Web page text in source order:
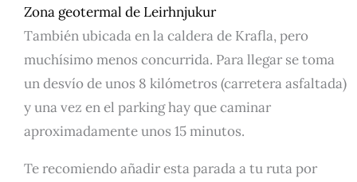
Zona geotermal de Leirhnjukur
También ubicada en la caldera de Krafla, pero
muchísimo menos concurrida. Para llegar se toma
un desvío de unos 8 kilómetros (carretera asfaltada)
y una vez en el parking hay que caminar
aproximadamente unos 15 minutos.
Te recomiendo añadir esta parada a tu ruta por